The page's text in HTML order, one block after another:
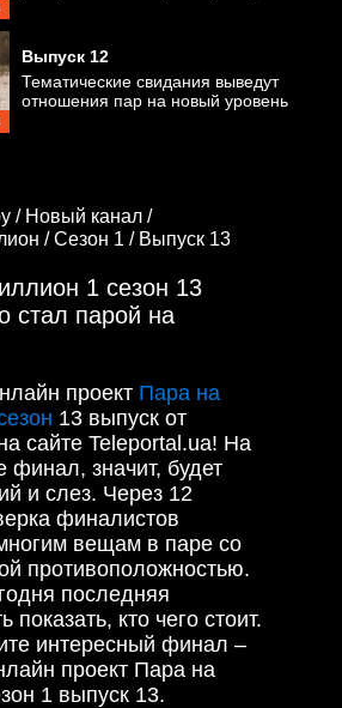
Выпуск 12
Тематические свидания выведут
отношения пар на новый уровень
/ Новый канал /
/Сезон 1 / Выпуск 13
1 сезон 13
стал парой на
проект Пара на
13 выпуск от
сайте Teleportal.ua! На
финал, значит, будет
и слез. Через 12
финалистов
вещам в паре со
противоположностью.
последняя
показать, кто чего стоит.
интересный финал –
проект Пара на
1 выпуск 13.